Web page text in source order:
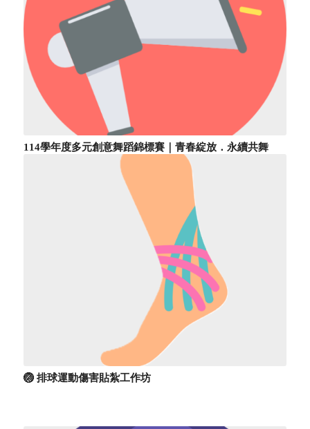
114學年度多元創意舞蹈錦標賽｜青春綻放．永續共舞
🏐 排球運動傷害貼紮工作坊